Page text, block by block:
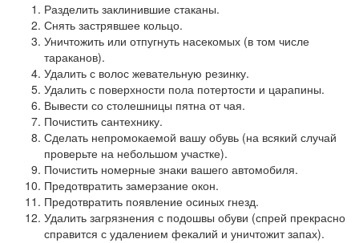
Разделить заклинившие стаканы.
Снять застрявшее кольцо.
Уничтожить или отпугнуть насекомых (в том числе
тараканов).
Удалить с волос жевательную резинку.
Удалить с поверхности пола потертости и царапины.
Вывести со столешницы пятна от чая.
Почистить сантехнику.
Сделать непромокаемой вашу обувь (на всякий случай
проверьте на небольшом участке).
Почистить номерные знаки вашего автомобиля.
Предотвратить замерзание окон.
Предотвратить появление осиных гнезд.
Удалить загрязнения с подошвы обуви (спрей прекрасно
справится с удалением фекалий и уничтожит запах).